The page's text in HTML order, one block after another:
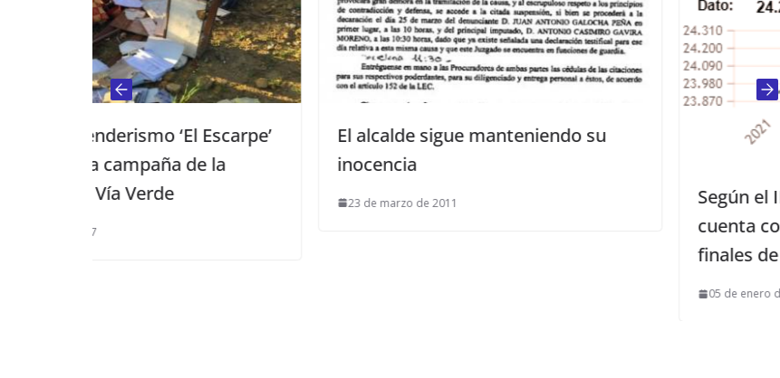
El alcalde sigue manteniendo su
inocencia
23 de marzo de 2011
Según el INE Mairena del Alcor
cuenta con 24.288 habitantes a